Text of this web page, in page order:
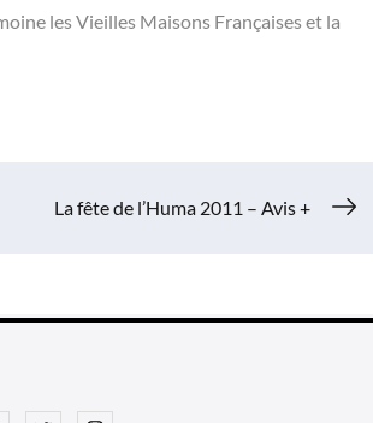
les Vieilles Maisons Françaises et la
La fête de l’Huma 2011 – Avis +